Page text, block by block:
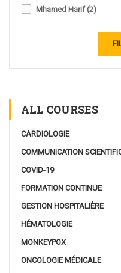
Mhamed Harif (2)
ALL COURSES
CARDIOLOGIE
COMMUNICATION
COVID-19
FORMATION CONTINUE
GESTION HOSPITALIÈRE
HÉMATOLOGIE
MONKEYPOX
ONCOLOGIE MÉDICALE